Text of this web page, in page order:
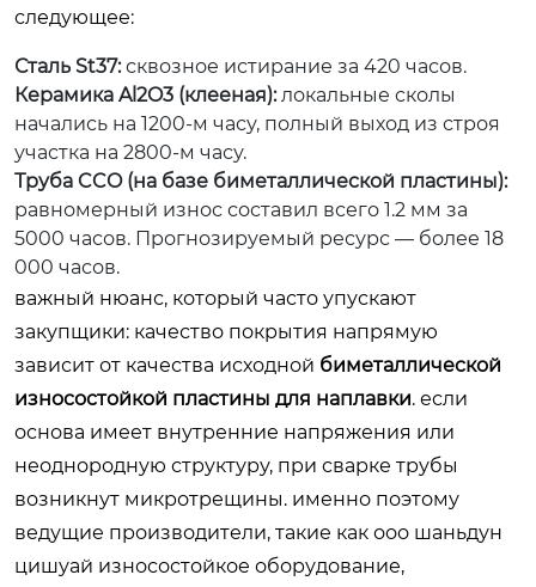
следующее:
Сталь St37:сквозное истирание за 420 часов.
Керамика Al2O3 (клееная):локальные сколы
начались на 1200-м часу, полный выход из строя
участка на 2800-м часу.
Труба CCO (на базе биметаллической пластины):
равномерный износ составил всего 1.2 мм за
5000 часов. Прогнозируемый ресурс — более 18
000 часов.
важный нюанс, который часто упускают
закупщики: качество покрытия напрямую
зависит от качества исходной биметаллической
износостойкой пластины для наплавки. если
основа имеет внутренние напряжения или
неоднородную структуру, при сварке трубы
возникнут микротрещины. именно поэтому
ведущие производители, такие как ооо шаньдун
цишуай износостойкое оборудование,